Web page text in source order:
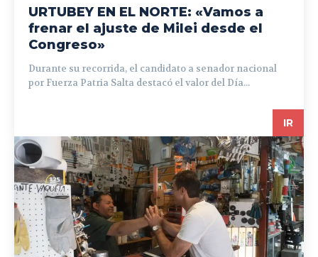
URTUBEY EN EL NORTE: «Vamos a
frenar el ajuste de Milei desde el
Congreso»
Durante su recorrida, el candidato a senador nacional
por Fuerza Patria Salta destacó el valor del Día...
IR